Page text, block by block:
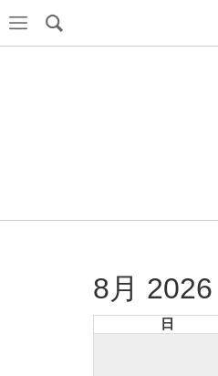
8月 2026
日